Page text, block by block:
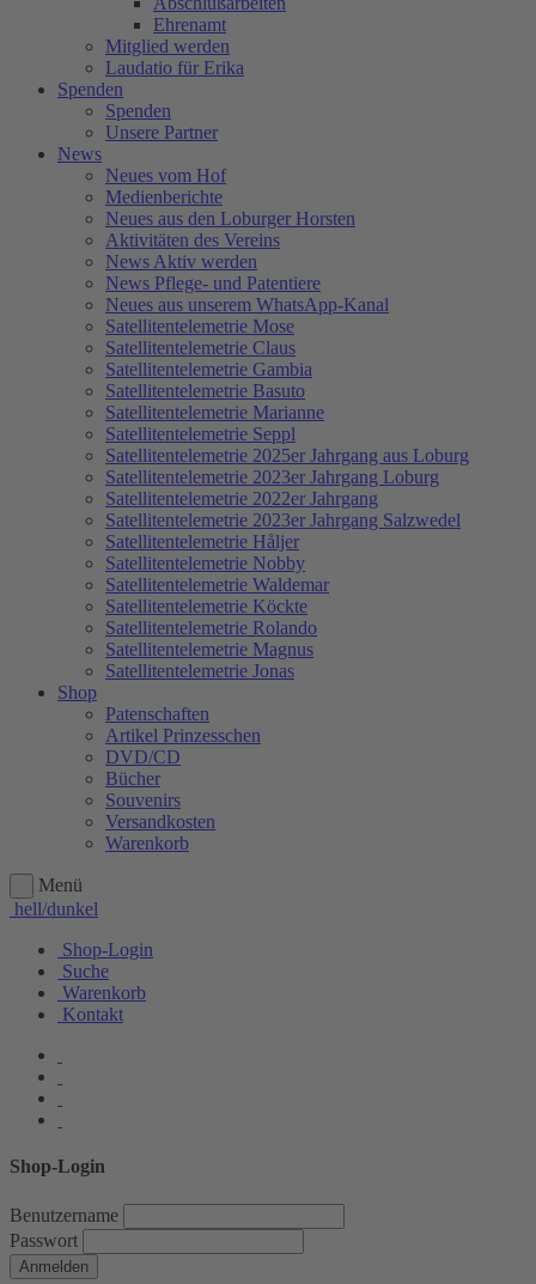
Ehrenamt
Mitglied werden
Laudatio für Erika
Spenden
Spenden
Unsere Partner
News
Neues vom Hof
Medienberichte
Neues aus den Loburger Horsten
Aktivitäten des Vereins
News Aktiv werden
News Pflege- und Patentiere
Neues aus unserem WhatsApp-Kanal
Satellitentelemetrie Mose
Satellitentelemetrie Claus
Satellitentelemetrie Gambia
Satellitentelemetrie Basuto
Satellitentelemetrie Marianne
Satellitentelemetrie Seppl
Satellitentelemetrie 2025er Jahrgang aus Loburg
Satellitentelemetrie 2023er Jahrgang Loburg
Satellitentelemetrie 2022er Jahrgang
Satellitentelemetrie 2023er Jahrgang Salzwedel
Satellitentelemetrie Håljer
Satellitentelemetrie Nobby
Satellitentelemetrie Waldemar
Satellitentelemetrie Köckte
Satellitentelemetrie Rolando
Satellitentelemetrie Magnus
Satellitentelemetrie Jonas
Shop
Patenschaften
Artikel Prinzesschen
DVD/CD
Bücher
Souvenirs
Versandkosten
Warenkorb
Menü
hell/dunkel
Shop-Login
Suche
Warenkorb
Kontakt
Shop-Login
Benutzername
Passwort
Anmelden